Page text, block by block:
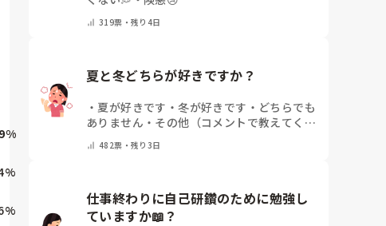
%
%
%
319票・残り4日
夏と冬どちらが好きですか？
・ 夏が好きです ・冬が好きです ・ どちらでも
ありません ・ その他（コメントで教えてくだ
482票・残り3日
仕事終わりに自己研鑽のために勉強し
ていますか📖？